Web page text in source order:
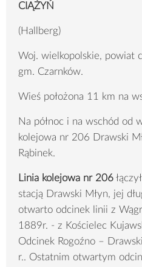
CIĄŻYŃ
(Hallberg)
Woj. wielkopolskie, powiat
gm. Czarnków.
Wieś położona 11 km na
Na północ i na wschód od
kolejowa nr 206 Drawski
Rąbinek.
Linia kolejowa nr 206
stacją Drawski Młyn, jej
otwarto odcinek linii z
1889r. - z Kościelec
Odcinek Rogoźno –
r.. Ostatnim otwartym